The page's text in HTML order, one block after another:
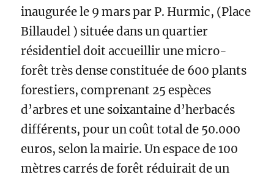
inaugurée le 9 mars par P. Hurmic, (Place
Billaudel ) située dans un quartier
résidentiel doit accueillir une micro-
forêt très dense constituée de 600 plants
forestiers, comprenant 25 espèces
d’arbres et une soixantaine d’herbacés
différents, pour un coût total de 50.000
euros, selon la mairie. Un espace de 100
mètres carrés de forêt réduirait de un